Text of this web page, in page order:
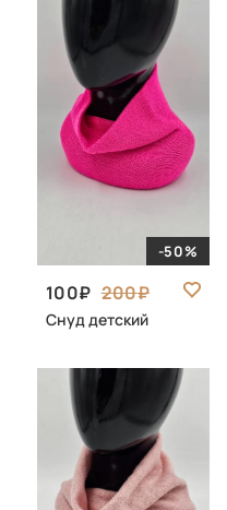
-50%
100 200
Снуд детский